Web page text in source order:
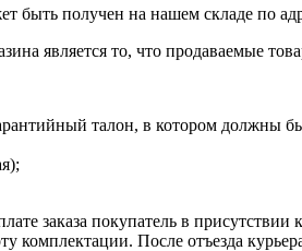
быть получен на нашем складе по
является то, что продаваемые
талон, в котором должны
заказа покупатель в
комплектации. После отъезда